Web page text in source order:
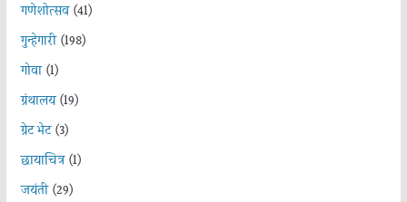
गणेशोत्सव(41)
गुन्हेगारी(198)
गोवा(1)
ग्रंथालय(19)
ग्रेट भेट(3)
छायाचित्र(1)
जयंती(29)